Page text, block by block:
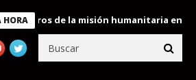
HORAde la misión humanitaria enviada a